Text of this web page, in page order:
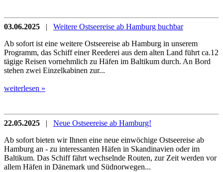
03.06.2025 | Weitere Ostseereise ab Hamburg buchbar
Ab sofort ist eine weitere Ostseereise ab Hamburg in unserem
Programm, das Schiff einer Reederei aus dem alten Land führt ca.12
tägige Reisen vornehmlich zu Häfen im Baltikum durch. An Bord
stehen zwei Einzelkabinen zur...
weiterlesen »
22.05.2025 | Neue Ostseereise ab Hamburg!
Ab sofort bieten wir Ihnen eine neue einwöchige Ostseereise ab
Hamburg an - zu interessanten Häfen in Skandinavien oder im
Baltikum. Das Schiff fährt wechselnde Routen, zur Zeit werden vor
allem Häfen in Dänemark und Südnorwegen...